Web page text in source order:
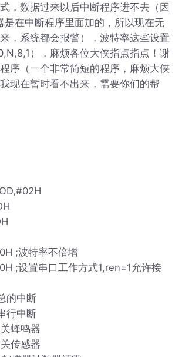
，数据过来以后中断程序进不去（因
是在中断程序里面加的，所以现在无
，系统都会报警），波特率这些设置
），麻烦各位大侠指点指点！谢
序（一个非常简短的程序，麻烦大侠
现在暂时看不出来，需要你们的帮
;波特率不倍增
;设置串口工作方式1,ren=1允许接
的中断
行中断
蜂鸣器
传感器